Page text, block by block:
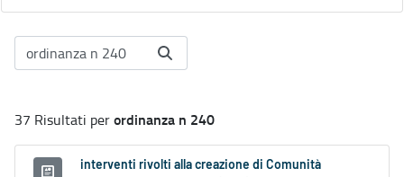
37 Risultati perordinanza n 240
interventi rivolti alla creazione di Comunità